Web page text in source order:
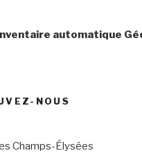
automatique
NOUS
Champs-Élysées